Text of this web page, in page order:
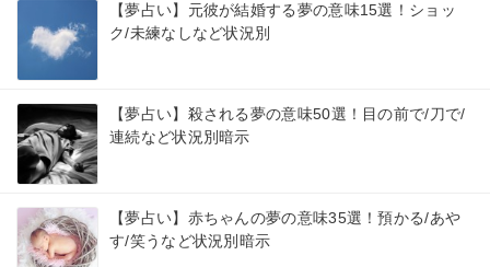
【夢占い】元彼が結婚する夢の意味15選！ショッ
ク/未練なしなど状況別
【夢占い】殺される夢の意味50選！目の前で/刀で/
連続など状況別暗示
【夢占い】赤ちゃんの夢の意味35選！預かる/あや
す/笑うなど状況別暗示